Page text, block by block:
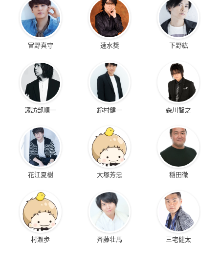
宮野真守 速水奨 下野紘
諏訪部順一 鈴村健一 森川智之
花江夏樹 大塚芳忠 稲田徹
村瀬歩 斉藤壮馬 三宅健太